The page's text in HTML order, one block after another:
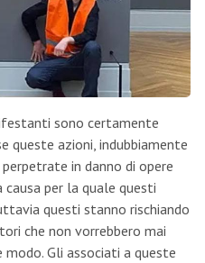
sono certamente
queste azioni, indubbiamente
in danno di opere
per la quale questi
questi stanno rischiando
che non vorrebbero mai
Gli associati a queste